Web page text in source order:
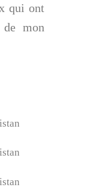
qui ont
mon